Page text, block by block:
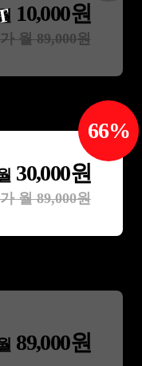
10,000원
월89,000원
30,000원
월89,000원
66%
89,000원